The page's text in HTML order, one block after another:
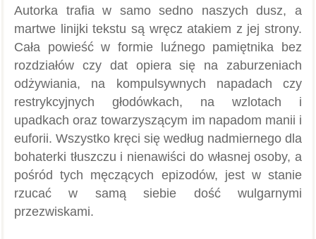
Autorka trafia w samo sedno naszych dusz, a
martwe linijki tekstu są wręcz atakiem z jej strony.
Cała powieść w formie luźnego pamiętnika bez
rozdziałów czy dat opiera się na zaburzeniach
odżywiania, na kompulsywnych napadach czy
restrykcyjnych głodówkach, na wzlotach i
upadkach oraz towarzyszącym im napadom manii i
euforii. Wszystko kręci się według nadmiernego dla
bohaterki tłuszczu i nienawiści do własnej osoby, a
pośród tych męczących epizodów, jest w stanie
rzucać w samą siebie dość wulgarnymi
przezwiskami.